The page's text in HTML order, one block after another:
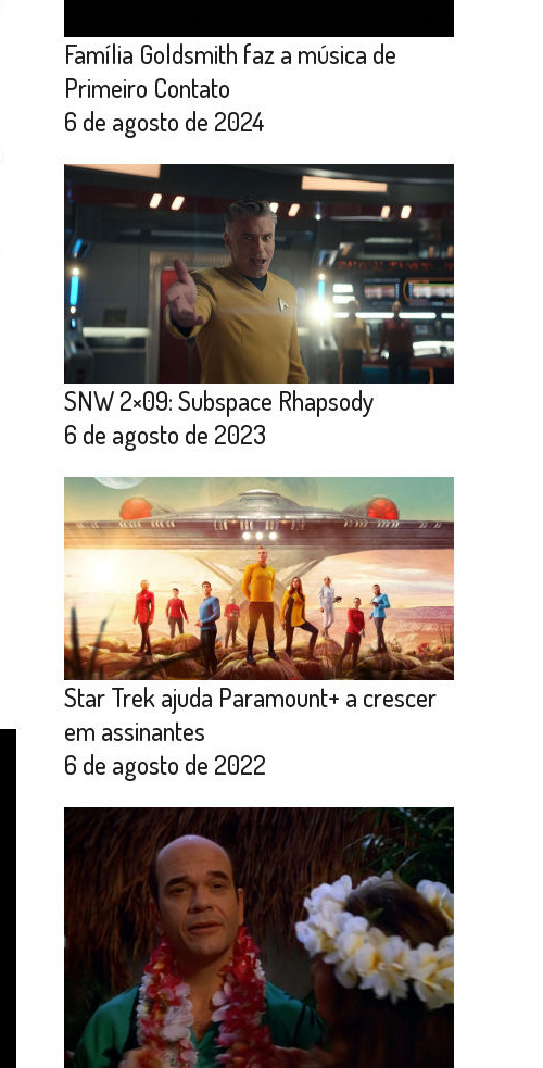
Família Goldsmith faz a música de
Primeiro Contato
6 de agosto de 2024
SNW 2×09: Subspace Rhapsody
6 de agosto de 2023
Star Trek ajuda Paramount+ a crescer
em assinantes
6 de agosto de 2022